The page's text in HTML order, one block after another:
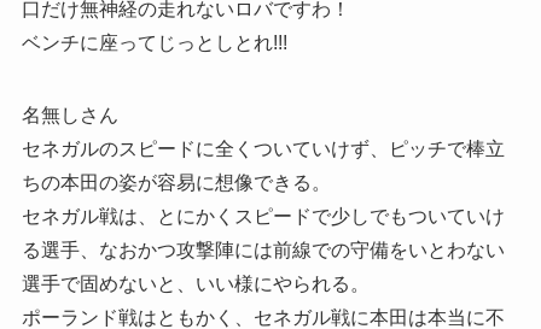
口だけ無神経の走れないロバですわ！
ベンチに座ってじっとしとれ!!!
名無しさん
セネガルのスピードに全くついていけず、ピッチで棒立
ちの本田の姿が容易に想像できる。
セネガル戦は、とにかくスピードで少しでもついていけ
る選手、なおかつ攻撃陣には前線での守備をいとわない
選手で固めないと、いい様にやられる。
ポーランド戦はともかく、セネガル戦に本田は本当に不